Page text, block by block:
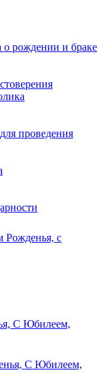
о рождении и браке
проведения
Рожденья, с
С Юбилеем,
С Юбилеем,